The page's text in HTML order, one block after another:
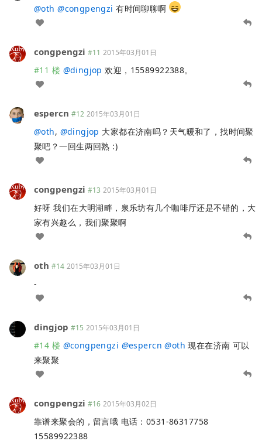
@oth @congpengzi 有时间聊聊啊
congpengzi #11 2015年03月01日
#11 楼 @dingjop 欢迎，15589922388。
espercn #12 2015年03月01日
@oth, @dingjop 大家都在济南吗？天气暖和了，找时间聚
聚吧？一回生两回熟 :)
congpengzi #13 2015年03月01日
好呀 我们在大明湖畔，泉乐坊有几个咖啡厅还是不错的，大
家有兴趣么，我们聚聚啊
oth #14 2015年03月01日
-
dingjop #15 2015年03月01日
#14 楼 @congpengzi @espercn @oth 现在在济南 可以
来聚聚
congpengzi #16 2015年03月02日
靠谱来聚会的，留言哦 电话：0531-86317758
15589922388